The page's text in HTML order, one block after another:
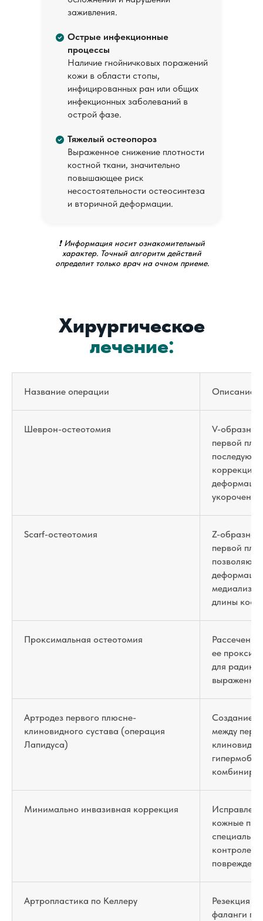
❗ Информация носит ознакомительный
характер. Точный алгоритм действий
определит только врач на очном приеме.
заживления.
Острые инфекционные
процессы
Наличие гнойничковых поражений
кожи в области стопы,
инфицированных ран или общих
инфекционных заболеваний в
острой фазе.
Тяжелый остеопороз
Выраженное снижение плотности
костной ткани, значительно
повышающее риск
несостоятельности остеосинтеза
и вторичной деформации.
Хирургическое
лечение:
Название операции Описание
Шеврон-остеотомия
V-образное
первой
коррекции
укорочения.
Scarf-остеотомия
Z-
первой
длины
Проксимальная остеотомия
ее
для
Артродез первого плюсне-
клиновидного сустава (операция
Лапидуса)
Создание
между
Минимально инвазивная коррекция
кожные
контролем,
Артропластика по Келлеру
Резекция
фаланги